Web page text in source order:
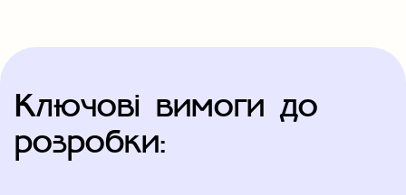
Ключові вимоги до
розробки: